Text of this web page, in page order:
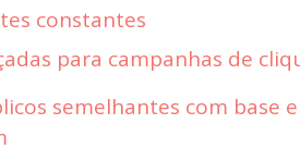
constantes
para campanhas de
semelhantes com base